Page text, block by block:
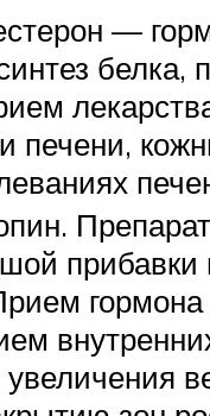
—
белка,
печени,
прибавки